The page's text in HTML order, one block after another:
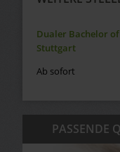
Dualer Bachelor
Stuttgart
Ab sofort
PASSENDE